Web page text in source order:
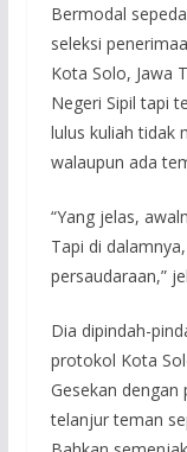
Bermodal
seleksi
Kota Solo, Jawa
Negeri Sipil tapi
lulus kuliah tidak
walaupun ada
“Yang jelas,
Tapi di
persaudaraan,”
Dia dipindah-
protokol Kota
Gesekan dengan
telanjur teman